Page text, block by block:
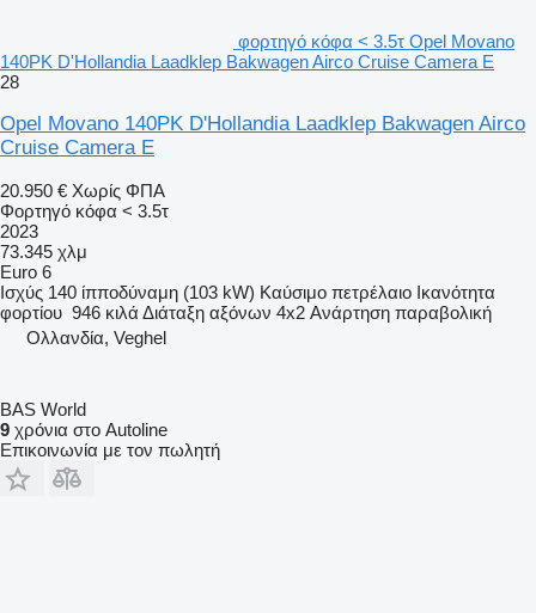
φορτηγό κόφα < 3.5τ Opel Movano
140PK D'Hollandia Laadklep Bakwagen Airco Cruise Camera E
28
Opel Movano 140PK D'Hollandia Laadklep Bakwagen Airco
Cruise Camera E
20.950 € Χωρίς ΦΠΑ
Φορτηγό κόφα < 3.5τ
2023
73.345 χλμ
Euro 6
Ισχύς 140 ίπποδύναμη (103 kW) Καύσιμο πετρέλαιο Ικανότητα
φορτίου 946 κιλά Διάταξη αξόνων 4x2 Ανάρτηση παραβολική
Ολλανδία, Veghel
BAS World
9 χρόνια στο Autoline
Επικοινωνία με τον πωλητή